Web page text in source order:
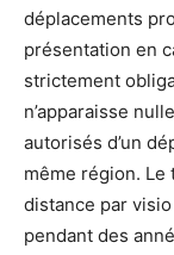
déplacements
présentation en
strictement
n’apparaisse
autorisés d’un
même région.
distance par
pendant des